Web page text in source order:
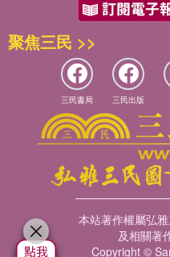
聚焦三民 >>
三民書局 三民出版
本站著作權屬弘
及相關著
Copyright ©